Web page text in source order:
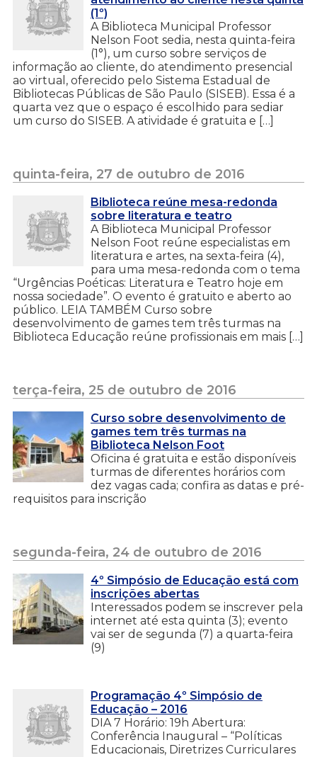
(1º)
A Biblioteca Municipal Professor
Nelson Foot sedia, nesta quinta-feira
(1°), um curso sobre serviços de
informação ao cliente, do atendimento presencial
ao virtual, oferecido pelo Sistema Estadual de
Bibliotecas Públicas de São Paulo (SISEB). Essa é a
quarta vez que o espaço é escolhido para sediar
um curso do SISEB. A atividade é gratuita e […]
quinta-feira, 27 de outubro de 2016
Biblioteca reúne mesa-redonda
sobre literatura e teatro
A Biblioteca Municipal Professor
Nelson Foot reúne especialistas em
literatura e artes, na sexta-feira (4),
para uma mesa-redonda com o tema
“Urgências Poéticas: Literatura e Teatro hoje em
nossa sociedade”. O evento é gratuito e aberto ao
público. LEIA TAMBÉM Curso sobre
desenvolvimento de games tem três turmas na
Biblioteca Educação reúne profissionais em mais […]
terça-feira, 25 de outubro de 2016
Curso sobre desenvolvimento de
games tem três turmas na
Biblioteca Nelson Foot
Oficina é gratuita e estão disponíveis
turmas de diferentes horários com
dez vagas cada; confira as datas e pré-
requisitos para inscrição
segunda-feira, 24 de outubro de 2016
4º Simpósio de Educação está com
inscrições abertas
Interessados podem se inscrever pela
internet até esta quinta (3); evento
vai ser de segunda (7) a quarta-feira
(9)
Programação 4º Simpósio de
Educação – 2016
DIA 7 Horário: 19h Abertura:
Conferência Inaugural – “Políticas
Educacionais, Diretrizes Curriculares